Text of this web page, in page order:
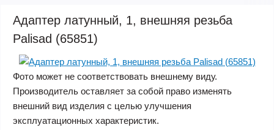
Адаптер латунный, 1, внешняя резьба
Palisad (65851)
Фото может не соответствовать внешнему виду.
Производитель оставляет за собой право изменять
внешний вид изделия с целью улучшения
эксплуатационных характеристик.